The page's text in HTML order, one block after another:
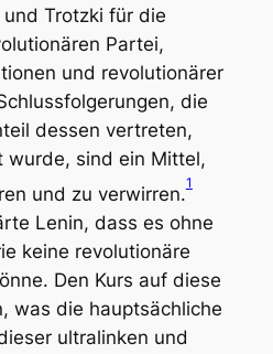
Trotzki für die
Partei,
und revolutionärer
die
dessen vertreten,
wurde, sind ein Mittel,
und zu verwirren.
1
Lenin, dass es ohne
keine revolutionäre
Den Kurs auf diese
was die hauptsächliche
ultralinken und